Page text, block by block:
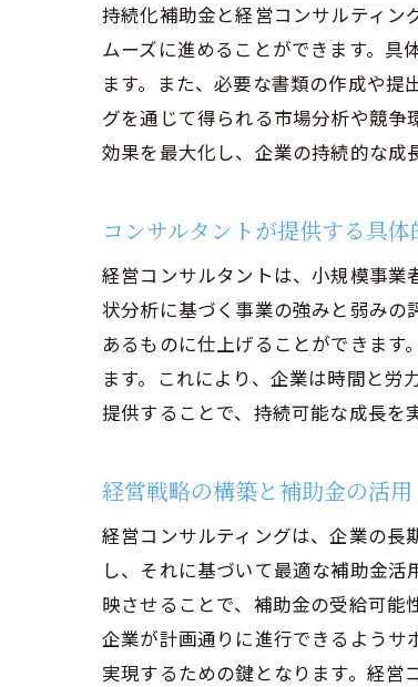
小
経
神
持続化補助金と経営コンサルティン
ムーズに進めることができます。
ます。また、必要な書類の作成や
グを通じて得られる市場分析や競
効果を最大化し、企業の持続的な成
コンサルタントが提供する具
経営コンサルタントは、小規模事
状分析に基づく事業の強みと弱みの
あるものに仕上げることができま
ます。これにより、企業は時間と
提供することで、持続可能な成長を
経営戦略の構築と補助金の活用
経営コンサルティングは、企業の
し、それに基づいて最適な補助金
映させることで、補助金の受給可能
企業が計画通りに進行できるようサ
実現するための鍵となります。経